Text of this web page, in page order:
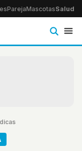
ParejaMascotasSalud